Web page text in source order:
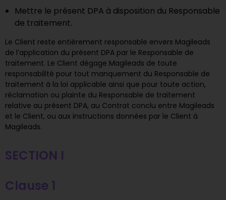
Mettre le présent DPA à disposition du Responsable
de traitement.
Le Client reste entièrement responsable envers Magileads
de l’application du présent DPA par le Responsable de
traitement. Le Client dégage Magileads de toute
responsabilité pour tout manquement du Responsable de
traitement à la loi applicable ainsi que pour toute action,
réclamation ou plainte du Responsable de traitement
relative au présent DPA, au Contrat conclu entre Magileads
et le Client, ou aux instructions données par le Client à
Magileads.
SECTION I
Clause 1